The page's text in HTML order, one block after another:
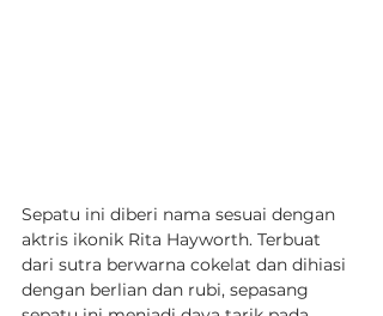
Sepatu ini diberi nama sesuai dengan
aktris ikonik Rita Hayworth. Terbuat
dari sutra berwarna cokelat dan dihiasi
dengan berlian dan rubi, sepasang